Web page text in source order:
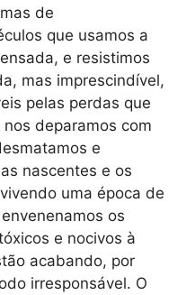
de
que usamos a
e resistimos
mas imprescindível,
pelas perdas que
deparamos com
e
nascentes e os
uma época de
os
e nocivos à
acabando, por
irresponsável. O